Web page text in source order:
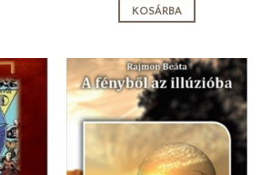
KOSÁRBA